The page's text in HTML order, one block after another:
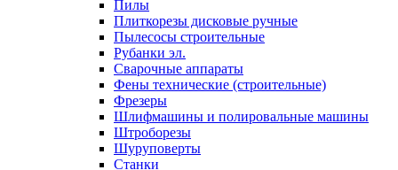
Пилы
Плиткорезы дисковые ручные
Пылесосы строительные
Рубанки эл.
Сварочные аппараты
Фены технические (строительные)
Фрезеры
Шлифмашины и полировальные машины
Штроборезы
Шуруповерты
Станки